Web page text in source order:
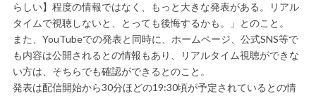
らしい】程度の情報ではなく、もっと大きな発表がある。リアル
タイムで視聴しないと、とっても後悔するかも。」とのこと。
また、YouTubeでの発表と同時に、ホームページ、公式SNS等で
も内容は公開されるとの情報もあり、リアルタイム視聴ができな
い方は、そちらでも確認ができるとのこと。
発表は配信開始から30分ほどの19:30頃が予定されているとの情